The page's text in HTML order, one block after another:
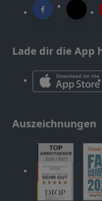
Lade dir die App
Auszeichnungen